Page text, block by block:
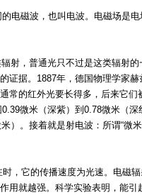
电磁波，也叫电波。电磁场是
射，普通光只不过是这类辐射的
证据。1887年，德国物理学家赫
常的红外光要长得多，后来它们
微米（深紫）到0.78微米（深
）。接着就是射电波：所谓“微米
，它的传播速度为光速。电磁
用就越强。科学实验表明，能引